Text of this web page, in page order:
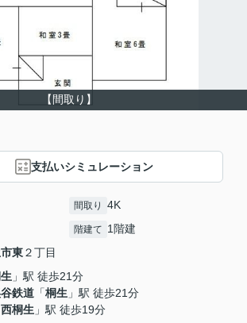
【間取り】
支払いシミュレーション
間取り 4K
階建て 1階建
東２丁目
」駅 徒歩21分
鉄道 「桐生 」駅 徒歩21分
西桐生 」駅 徒歩19分